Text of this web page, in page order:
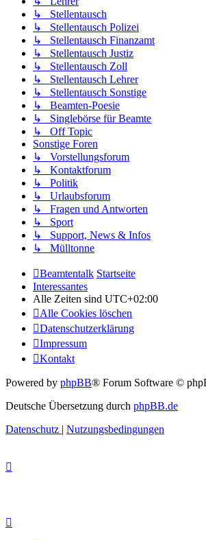
↳ Stellentausch
↳ Stellentausch Polizei
↳ Stellentausch Finanzamt
↳ Stellentausch Justiz
↳ Stellentausch Zoll
↳ Stellentausch Lehrer
↳ Stellentausch Sonstige
↳ Beamten-Poesie
↳ Singlebörse für Beamte
↳ Off Topic
Sonstige Foren
↳ Vorstellungsforum
↳ Kontaktforum
↳ Politik
↳ Urlaubsforum
↳ Fragen und Antworten
↳ Sport
↳ Support, News & Infos
↳ Mülltonne
Beamtentalk Startseite
Interessantes
Alle Zeiten sind UTC+02:00
Alle Cookies löschen
Datenschutzerklärung
Impressum
Kontakt
Powered by phpBB® Forum Software ©
Deutsche Übersetzung durch phpBB.de
Datenschutz | Nutzungsbedingungen